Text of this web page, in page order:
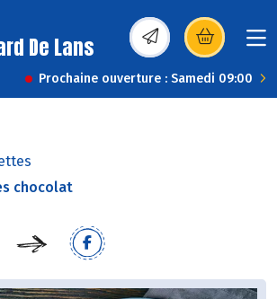
De Lans (s’ouvre dans une
Prochaine ouverture : Samedi 09:00
chocolat